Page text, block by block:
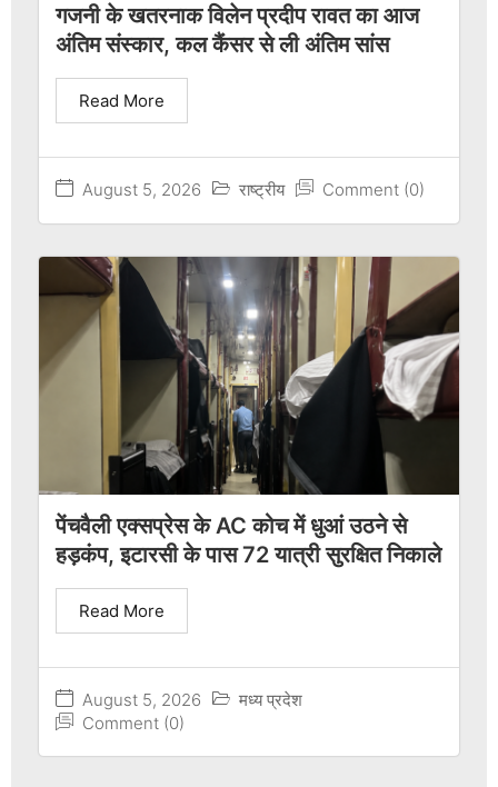
गजनी के खतरनाक विलेन प्रदीप रावत का आज
अंतिम संस्कार, कल कैंसर से ली अंतिम सांस
August 5, 2026 राष्ट्रीय Comment (0)
Read More
पेंचवैली एक्सप्रेस के AC कोच में धुआं उठने से
हड़कंप, इटारसी के पास 72 यात्री सुरक्षित निकाले
August 5, 2026
मध्य प्रदेश
Comment (0)
Read More